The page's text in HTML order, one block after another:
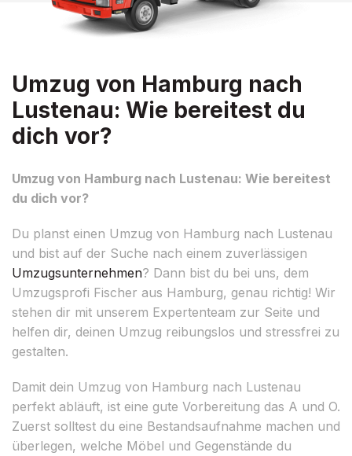
Umzug von Hamburg nach
Lustenau: Wie bereitest du
dich vor?
Umzug von Hamburg nach Lustenau: Wie bereitest
du dich vor?
Du planst einen Umzug von Hamburg nach Lustenau
und bist auf der Suche nach einem zuverlässigen
Umzugsunternehmen? Dann bist du bei uns, dem
Umzugsprofi Fischer aus Hamburg, genau richtig! Wir
stehen dir mit unserem Expertenteam zur Seite und
helfen dir, deinen Umzug reibungslos und stressfrei zu
gestalten.
Damit dein Umzug von Hamburg nach Lustenau
perfekt abläuft, ist eine gute Vorbereitung das A und O.
Zuerst solltest du eine Bestandsaufnahme machen und
überlegen, welche Möbel und Gegenstände du